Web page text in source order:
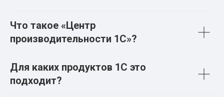
Что такое «Центр
производительности 1С»?
Для каких продуктов 1С это
подходит?